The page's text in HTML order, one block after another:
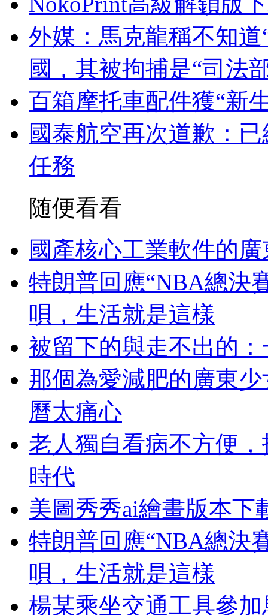
外媒：馬克龍稱不知
國，其被拘捕是“司法
百箱摩托車配件獲“新
國泰航空再次道歉：
任務
随便看看
國產核心工業軟件的
特朗普回應“NBA總決
唄，生活就是這樣
被留下的與走不出的
那個為愛減肥的廣東
曆太痛心
老人獨自看病不方便
時代
美圖秀秀ai繪畫版本下
特朗普回應“NBA總決
唄，生活就是這樣
楊某乘坐交通工具參